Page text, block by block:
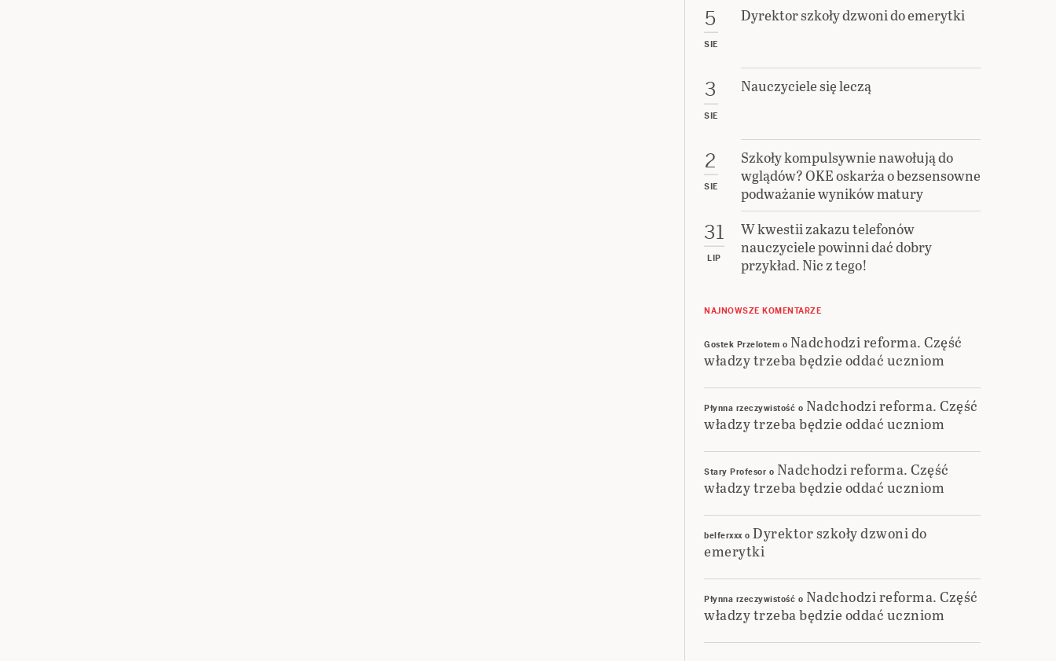
5
SIE
Dyrektor szkoły dzwoni do emerytki
3
SIE
Nauczyciele się leczą
2
SIE
Szkoły kompulsywnie nawołują do
wglądów? OKE oskarża o bezsensowne
podważanie wyników matury
31
LIP
W kwestii zakazu telefonów
nauczyciele powinni dać dobry
przykład. Nic z tego!
NAJNOWSZE KOMENTARZE
Gostek Przelotem o Nadchodzi reforma. Część
władzy trzeba będzie oddać uczniom
Płynna rzeczywistość o Nadchodzi reforma. Część
władzy trzeba będzie oddać uczniom
Stary Profesor o Nadchodzi reforma. Część
władzy trzeba będzie oddać uczniom
belferxxxo Dyrektor szkoły dzwoni do
emerytki
Płynna rzeczywistość o Nadchodzi reforma. Część
władzy trzeba będzie oddać uczniom